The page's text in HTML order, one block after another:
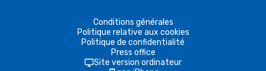
Conditions générales
Politique relative aux cookies
Politique de confidentialité
Press office
Site version ordinateur